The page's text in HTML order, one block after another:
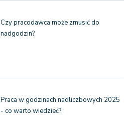
Czy pracodawca może zmusić do
nadgodzin?
Praca w godzinach nadliczbowych 2025
- co warto wiedzieć?